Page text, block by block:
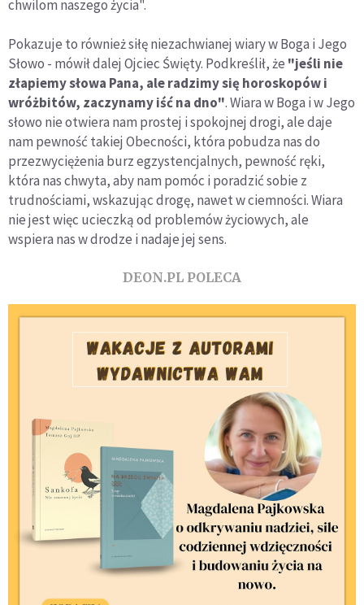
chwilom naszego życia".
Pokazuje to również siłę niezachwianej wiary w Boga i Jego
Słowo - mówił dalej Ojciec Święty. Podkreślił, że "jeśli nie
złapiemy słowa Pana, ale radzimy się horoskopów i
wróżbitów, zaczynamy iść na dno". Wiara w Boga i w Jego
słowo nie otwiera nam prostej i spokojnej drogi, ale daje
nam pewność takiej Obecności, która pobudza nas do
przezwyciężenia burz egzystencjalnych, pewność ręki,
która nas chwyta, aby nam pomóc i poradzić sobie z
trudnościami, wskazując drogę, nawet w ciemności. Wiara
nie jest więc ucieczką od problemów życiowych, ale
wspiera nas w drodze i nadaje jej sens.
DEON.PL POLECA